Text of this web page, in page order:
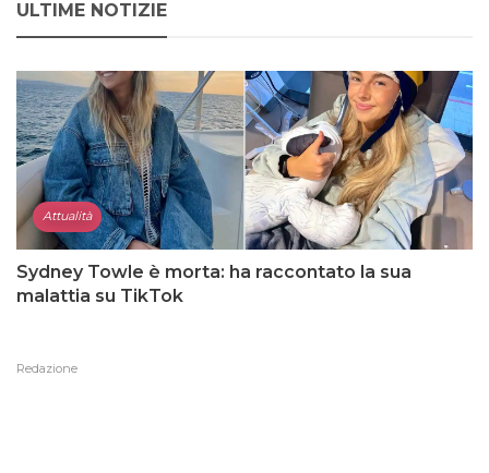
ULTIME NOTIZIE
Attualità
Sydney Towle è morta: ha raccontato la sua
malattia su TikTok
Redazione